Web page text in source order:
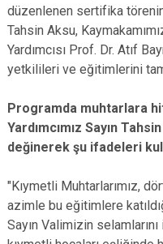
düzenlenen sertifika
Tahsin Aksu,
Yardımcısı Prof. Dr. Atıf
yetkilileri ve eğitimlerini
Programda muhtarlara
Yardımcımız Sayın
değinerek şu ifadeleri
"Kıymetli Muhtarlarımız,
azimle bu eğitimlere
Sayın Valimizin